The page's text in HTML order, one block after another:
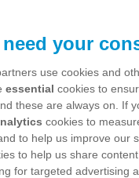
need your
use cookies and
essential cookies to
these are always on. If
cookies to
to help us improve our
to help us share
for targeted advertising